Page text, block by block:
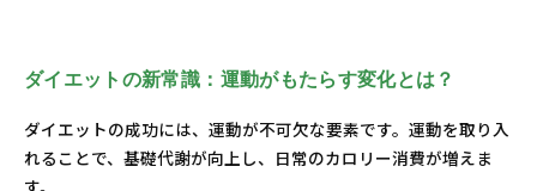
ダイエットの新常識：運動がもたらす変化とは？
ダイエットの成功には、運動が不可欠な要素です。運動を取り入
れることで、基礎代謝が向上し、日常のカロリー消費が増えま
す。